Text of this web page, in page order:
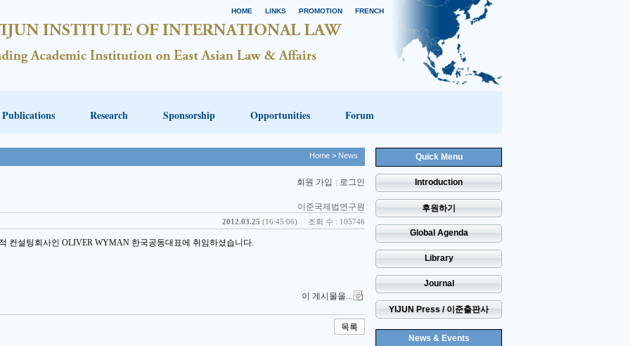
HOME LINKS PROMOTION FRENCH
Publications Research Sponsorship Opportunities Forum
Quick Menu
Introduction
후원하기
Global Agenda
Library
Journal
YIJUN Press / 이준출판사
News & Events
Home > News
회원 가입 로그인
이준국제법연구원
조회 수 : 105746
2012.03.25 (16:45:06)
컨설팅회사인 OLIVER WYMAN 한국공동대표에 취임하셨습니다.
이 게시물을...
목록